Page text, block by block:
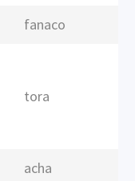
fanaco
tora
acha